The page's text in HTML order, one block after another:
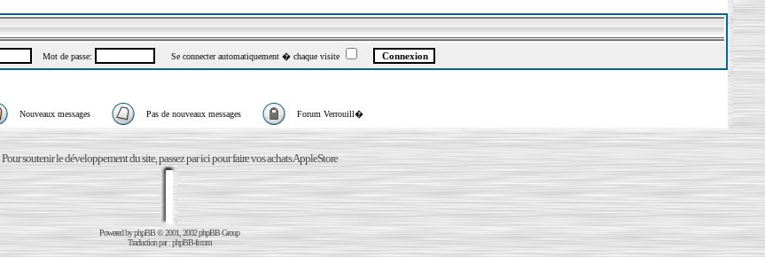
Mot de passe: Se connecter automatiquement � chaque visite
Nouveaux messages Pas de nouveaux messages Forum Verrouill�
Pour soutenir le développement du site, passez par ici pour faire vos achats AppleStore
Powered byphpBB© 2001, 2002 phpBB Group
Traduction par :phpBB-fr.com